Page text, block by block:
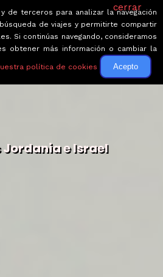
Jordania e Israel
cerrar
de terceros para analizar la navegación
de viajes y permitirte compartir
Si continúas navegando, consideramos
obtener más información o cambiar la
política de cookies Acepto